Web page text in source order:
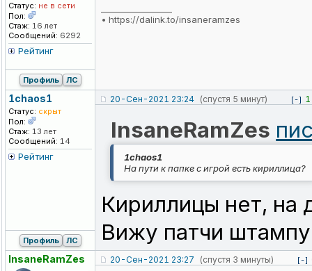
Статус: не в сети
Пол:
Стаж: 16 лет
Сообщений: 6292
Рейтинг
• https://dalink.to/insaneramzes
Профиль ЛС
1chaos1
Статус: скрыт
Пол:
Стаж: 13 лет
Сообщений: 14
Рейтинг
20-Сен-2021 23:24 (спустя 5 минут) [-] 1
InsaneRamZes
1chaos1
На пути к папке с игрой есть кириллица?
Кириллицы нет, на
Вижу патчи
Профиль ЛС
InsaneRamZes 20-Сен-2021 23:27 (спустя 3 минуты) [-]